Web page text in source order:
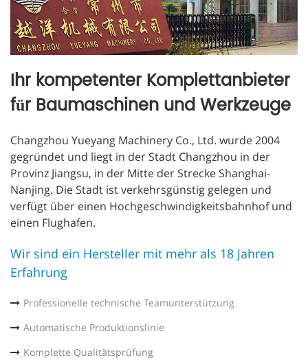
Ihr kompetenter Komplettanbieter
für Baumaschinen und Werkzeuge
Changzhou Yueyang Machinery Co., Ltd. wurde 2004
gegründet und liegt in der Stadt Changzhou in der
Provinz Jiangsu, in der Mitte der Strecke Shanghai-
Nanjing. Die Stadt ist verkehrsgünstig gelegen und
verfügt über einen Hochgeschwindigkeitsbahnhof und
einen Flughafen.
Wir sind ein Hersteller mit mehr als 18 Jahren
Erfahrung
Professionelle technische Teamunterstützung
Automatische Produktionslinie
Komplette Qualitätsprüfung